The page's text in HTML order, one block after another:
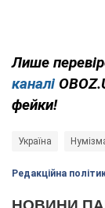
Лише
каналі
фейки!
Україна
Редакційна